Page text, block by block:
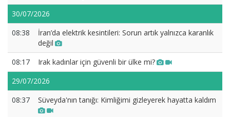
30/07/2026
08:38
İran’da elektrik kesintileri: Sorun artık yalnızca karanlık
değil
08:17
Irak kadınlar için güvenli bir ülke mi?
29/07/2026
08:37
Süveyda'nın tanığı: Kimliğimi gizleyerek hayatta kaldım